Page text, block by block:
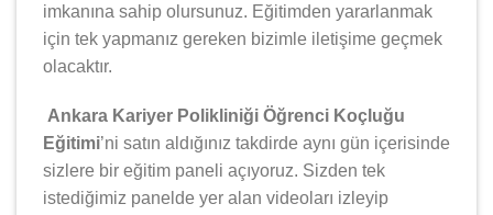
imkanına sahip olursunuz. Eğitimden yararlanmak
için tek yapmanız gereken bizimle iletişime geçmek
olacaktır.
Ankara Kariyer Polikliniği Öğrenci Koçluğu
Eğitimi’ni satın aldığınız takdirde aynı gün içerisinde
sizlere bir eğitim paneli açıyoruz. Sizden tek
istediğimiz panelde yer alan videoları izleyip